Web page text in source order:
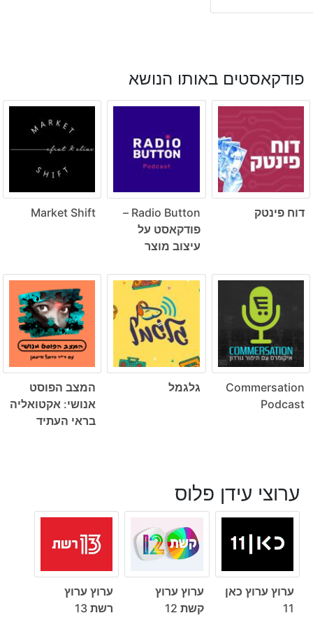
פודקאסטים באותו הנושא
דוח פינטק
Radio Button –
פודקאסט על
עיצוב מוצר
Market Shift
Commersation
Podcast
גלגמל
המצב הפוסט
אנושי: אקטואליה
בראי העתיד
ערוצי עידן פלוס
ערוץ ערוץ כאן
11
ערוץ ערוץ
קשת 12
ערוץ ערוץ
רשת 13